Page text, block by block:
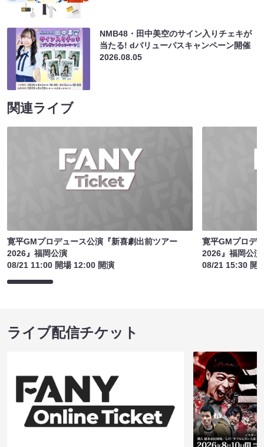
NMB48・田中美空のサイン入りチェキが
当たる! dバリューパスキャンペーン開催
2026.08.05
関連ライブ
寛平GMプロデュース公演『新喜劇出前ツアー
2026』福岡公演
08/21 11:00 開場 12:00 開演
寛平GMプロデ
2026』福岡公演
08/21 15:30 開
ライブ配信チケット